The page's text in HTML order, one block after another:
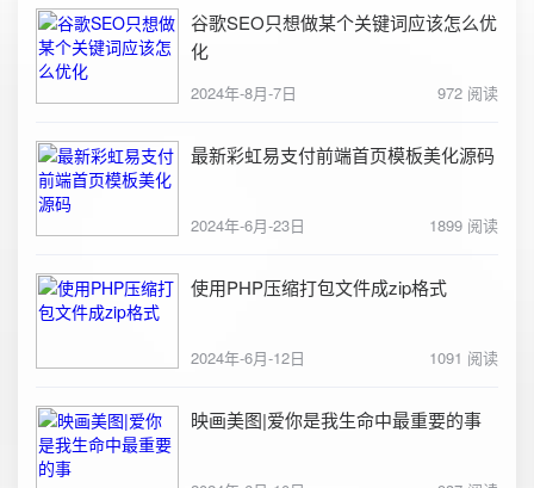
谷歌SEO只想做某个关键词应该怎么优
化
2024年-8月-7日 972 阅读
最新彩虹易支付前端首页模板美化源码
2024年-6月-23日 1899 阅读
使用PHP压缩打包文件成zip格式
2024年-6月-12日 1091 阅读
映画美图|爱你是我生命中最重要的事